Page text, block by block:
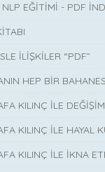
EĞİTİMİ - PDF
İLİŞKİLER “PDF”
HEP BİR
KILINÇ İLE
KILINÇ İLE HAYAL
KILINÇ İLE İKNA